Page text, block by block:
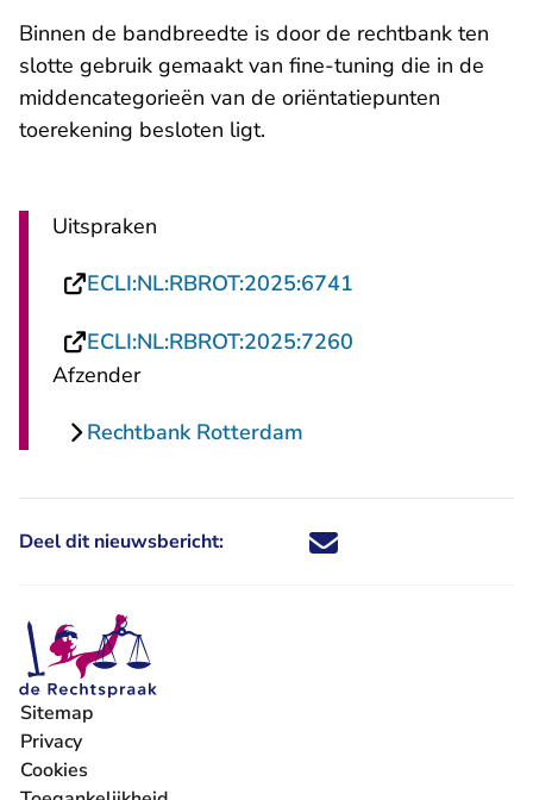
Binnen de bandbreedte is door de rechtbank ten
slotte gebruik gemaakt van fine-tuning die in de
middencategorieën van de oriëntatiepunten
toerekening besloten ligt.
Uitspraken
ECLI:NL:RBROT:2025:6741
ECLI:NL:RBROT:2025:7260
Afzender
Rechtbank Rotterdam
Deel dit nieuwsbericht: Deel dit nieuwsbericht via X -
Deel dit nieuwsbericht via
Deel dit nieuwsbericht
Deel dit
Sitemap
Privacy
Cookies